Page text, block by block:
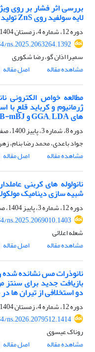
بررسی اثر فشار بر روی
لایه سولفید روی ZnS تولید شده به روش کند و پاش مغناطیسی
دوره 12، شماره 4، زمستان 1404، صفحه
ns.2025.2063264.1392
سمیرا اذان گو، رضا شکوری
مشاهده مقاله
اصل مقاله
مطالعه خواص الکترونی
ژرمانیوم و کرباید قلع با
های GGA, LDA و TB-mBJ
دوره 8، شماره 3، پاییز 1400، صفحه
جواد باعدی، محمد رضا بنام،
مشاهده مقاله
اصل مقاله
نانولوله های کربنی
شبیه سازی دینامیک
دوره 12، شماره 3، پاییز 1404، صفحه
ns.2025.2069010.1403
شعله اعلائی
مشاهده مقاله
اصل مقاله
نانوذرات مس نشانده شده
دو استخلافی از تیران ها
دوره 12، شماره 4، زمستان 1404، صفحه
ns.2026.2079512.1414
روناک عیسوی
مشاهده مقاله
اصل مقاله